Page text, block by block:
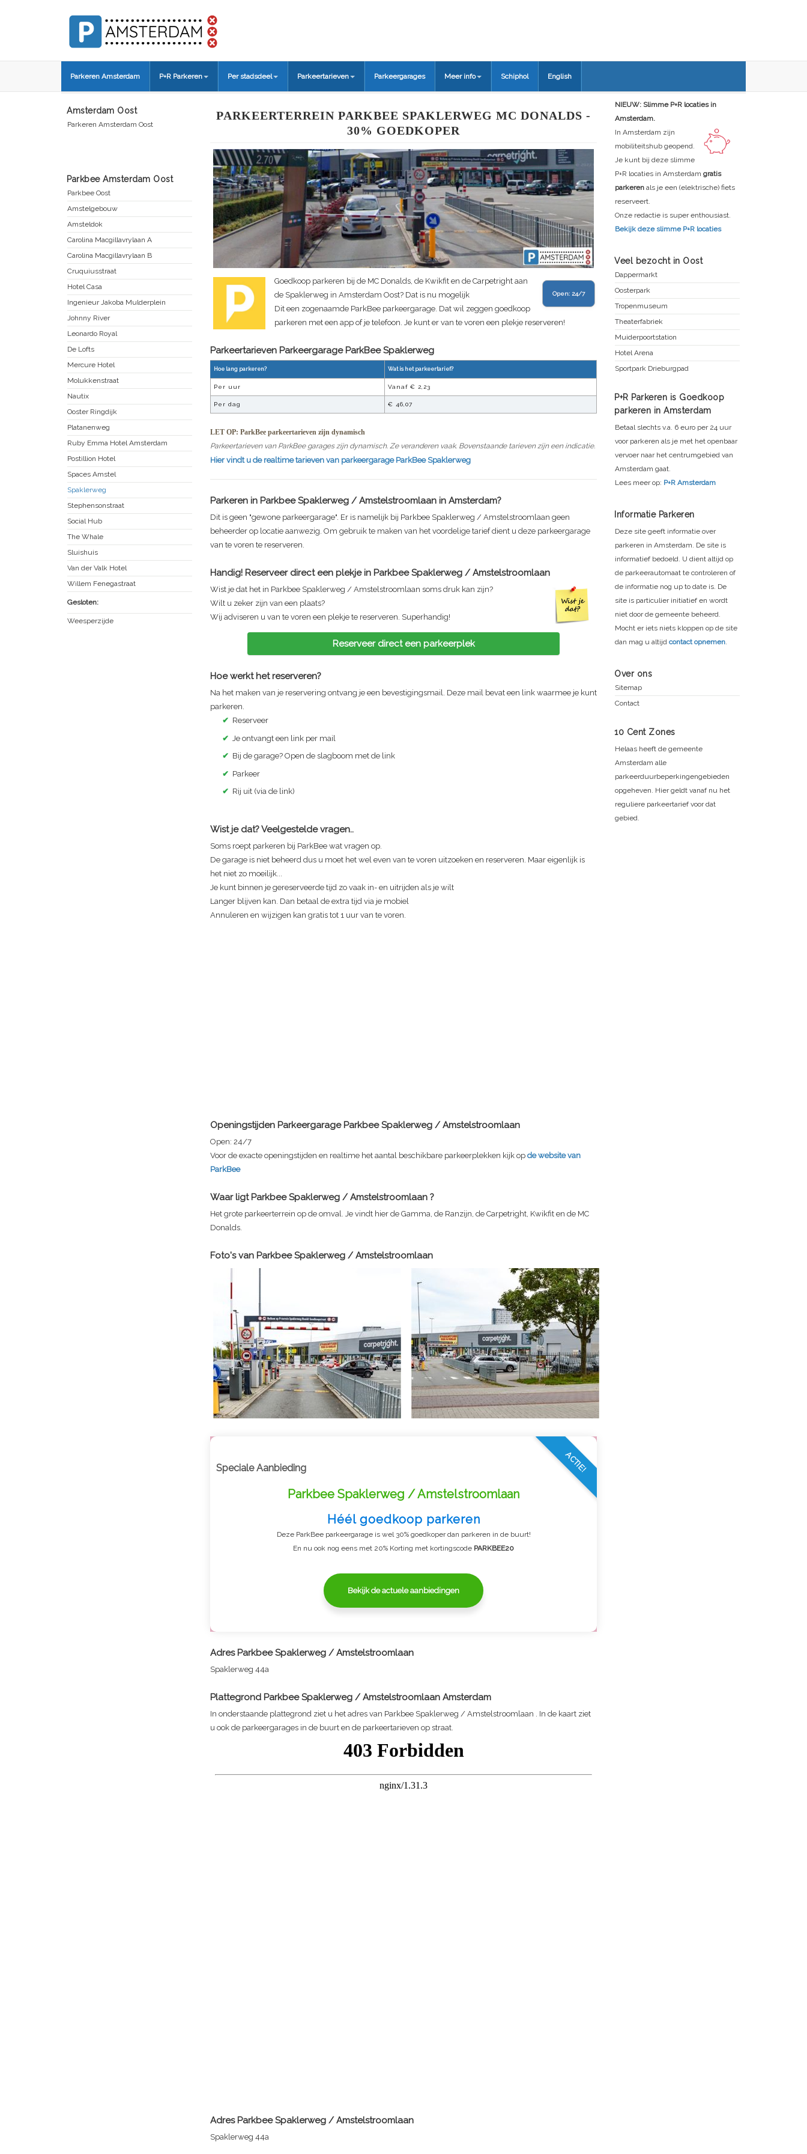
Parkeren Amsterdam P+R Parkeren Per stadsdeel Parkeertarieven Parkeergarages Meer info Schiphol English
PARKEERTERREIN PARKBEE SPAKLERWEG MC DONALDS -
30% GOEDKOPER
Open: 24/7
Goedkoop parkeren bij de MC Donalds, de Kwikfit en de Carpetright aan
de Spaklerweg in Amsterdam Oost? Dat is nu mogelijk
Dit een zogenaamde ParkBee parkeergarage. Dat wil zeggen goedkoop
parkeren met een app of je telefoon. Je kunt er van te voren een plekje reserveren!
Parkeertarieven Parkeergarage ParkBee Spaklerweg
Hoe lang parkeren? Wat is het parkeertarief?
Per uur Vanaf € 2,23
Per dag € 46,07
LET OP: ParkBee parkeertarieven zijn dynamisch
Parkeertarieven van ParkBee garages zijn dynamisch. Ze veranderen vaak. Bovenstaande tarieven zijn een indicatie.
Hier vindt u de realtime tarieven van parkeergarage ParkBee Spaklerweg
Parkeren in Parkbee Spaklerweg / Amstelstroomlaan in Amsterdam?
Dit is geen "gewone parkeergarage". Er is namelijk bij Parkbee Spaklerweg / Amstelstroomlaan geen
beheerder op locatie aanwezig. Om gebruik te maken van het voordelige tarief dient u deze parkeergarage
van te voren te reserveren.
Handig! Reserveer direct een plekje in Parkbee Spaklerweg / Amstelstroomlaan
Wist je dat het in Parkbee Spaklerweg / Amstelstroomlaan soms druk kan zijn?
Wilt u zeker zijn van een plaats?
Wij adviseren u van te voren een plekje te reserveren. Superhandig!
Reserveer direct een parkeerplek
Hoe werkt het reserveren?
Na het maken van je reservering ontvang je een bevestigingsmail. Deze mail bevat een link waarmee je kunt
parkeren.
✔ Reserveer
✔
Je ontvangt een link per mail
✔ Bij de garage? Open de slagboom met de link
✔ Parkeer
✔ Rij uit (via de link)
Wist je dat? Veelgestelde vragen..
Soms roept parkeren bij ParkBee wat vragen op.
De garage is niet beheerd dus u moet het wel even van te voren uitzoeken en reserveren. Maar eigenlijk is
het niet zo moeilijk...
Je kunt binnen je gereserveerde tijd zo vaak in- en uitrijden als je wilt
Langer blijven kan. Dan betaal de extra tijd via je mobiel
Annuleren en wijzigen kan gratis tot 1 uur van te voren.
Openingstijden Parkeergarage Parkbee Spaklerweg / Amstelstroomlaan
Open: 24/7
Voor de exacte openingstijden en realtime het aantal beschikbare parkeerplekken kijk op de website van
ParkBee
Waar ligt Parkbee Spaklerweg / Amstelstroomlaan ?
Het grote parkeerterrein op de omval. Je vindt hier de Gamma, de Ranzijn, de Carpetright, Kwikfit en de MC
Donalds.
Foto's van Parkbee Spaklerweg / Amstelstroomlaan
Speciale Aanbieding
Parkbee Spaklerweg / Amstelstroomlaan
Héél goedkoop parkeren
Deze ParkBee parkeergarage is wel 30% goedkoper dan parkeren in de buurt!
En nu ook nog eens met 20% Korting met kortingscode PARKBEE20
Bekijk de actuele aanbiedingen
ACTIE!
Adres Parkbee Spaklerweg / Amstelstroomlaan
Spaklerweg 44a
Plattegrond Parkbee Spaklerweg / Amstelstroomlaan Amsterdam
In onderstaande plattegrond ziet u het adres van Parkbee Spaklerweg / Amstelstroomlaan . In de kaart ziet
u ook de parkeergarages in de buurt en de parkeertarieven op straat.
Adres Parkbee Spaklerweg / Amstelstroomlaan
Spaklerweg 44a
Amsterdam Oost
Parkeren Amsterdam Oost
Parkbee Amsterdam Oost
Parkbee Oost
Amstelgebouw
Amsteldok
Carolina Macgillavrylaan A
Carolina Macgillavrylaan B
Cruquiusstraat
Hotel Casa
Ingenieur Jakoba Mulderplein
Johnny River
Leonardo Royal
De Lofts
Mercure Hotel
Molukkenstraat
Nautix
Ooster Ringdijk
Platanenweg
Ruby Emma Hotel Amsterdam
Postillion Hotel
Spaces Amstel
Spaklerweg
Stephensonstraat
Social Hub
The Whale
Sluishuis
Van der Valk Hotel
Willem Fenegastraat
Gesloten:
Weesperzijde
NIEUW: Slimme P+R locaties in
Amsterdam.
In Amsterdam zijn
mobiliteitshub geopend.
Je kunt bij deze slimme
P+R locaties in Amsterdam gratis
parkeren als je een (elektrische) fiets
reserveert.
Onze redactie is super enthousiast.
Bekijk deze slimme P+R locaties
Veel bezocht in Oost
Dappermarkt
Oosterpark
Tropenmuseum
Theaterfabriek
Muiderpoortstation
Hotel Arena
Sportpark Drieburgpad
P+R Parkeren is Goedkoop
parkeren in Amsterdam
Betaal slechts v.a. 6 euro per 24 uur
voor parkeren als je met het openbaar
vervoer naar het centrumgebied van
Amsterdam gaat.
Lees meer op: P+R Amsterdam
Informatie Parkeren
Deze site geeft informatie over
parkeren in Amsterdam. De site is
informatief bedoeld. U dient altijd op
de parkeerautomaat te controleren of
de informatie nog up to date is. De
site is particulier initiatief en wordt
niet door de gemeente beheerd.
Mocht er iets niets kloppen op de site
dan mag u altijd contact opnemen.
Over ons
Sitemap
Contact
10 Cent Zones
Helaas heeft de gemeente
Amsterdam alle
parkeerduurbeperkingengebieden
opgeheven. Hier geldt vanaf nu het
reguliere parkeertarief voor dat
gebied.